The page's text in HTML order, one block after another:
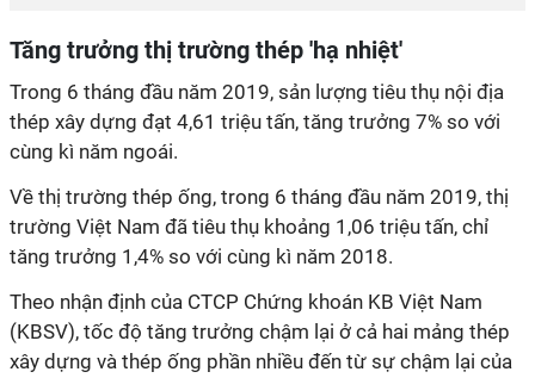
Tăng trưởng thị trường thép 'hạ nhiệt'
Trong 6 tháng đầu năm 2019, sản lượng tiêu thụ nội địa
thép xây dựng đạt 4,61 triệu tấn, tăng trưởng 7% so với
cùng kì năm ngoái.
Về thị trường thép ống, trong 6 tháng đầu năm 2019, thị
trường Việt Nam đã tiêu thụ khoảng 1,06 triệu tấn, chỉ
tăng trưởng 1,4% so với cùng kì năm 2018.
Theo nhận định của CTCP Chứng khoán KB Việt Nam
(KBSV), tốc độ tăng trưởng chậm lại ở cả hai mảng thép
xây dựng và thép ống phần nhiều đến từ sự chậm lại của